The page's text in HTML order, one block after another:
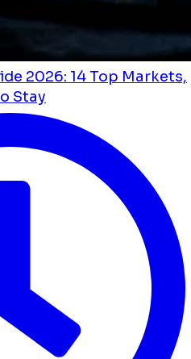
2026: 14 Top Markets,
Stay